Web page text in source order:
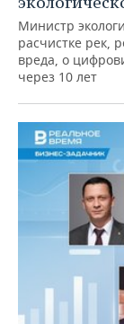
Министр
расчистке рек,
вреда, о
через 10 лет